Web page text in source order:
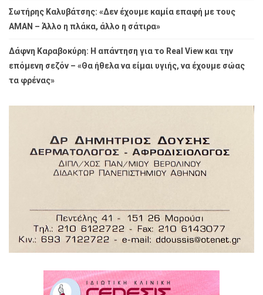
Σωτήρης Καλυβάτσης: «Δεν έχουμε καμία επαφή με τους
ΑΜΑΝ – Άλλο η πλάκα, άλλο η σάτιρα»
Δάφνη Καραβοκύρη: Η απάντηση για το Real View και την
επόμενη σεζόν – «Θα ήθελα να είμαι υγιής, να έχουμε σώας
τα φρένας»